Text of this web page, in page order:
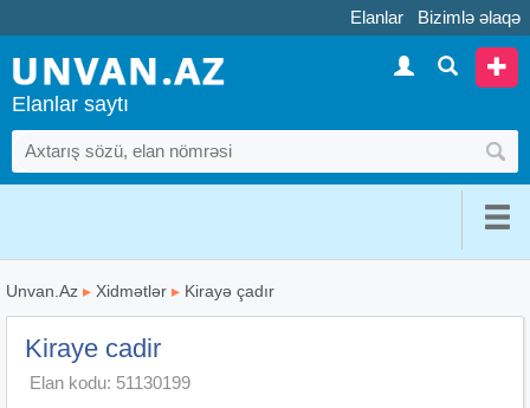
Elanlar Bizimlə əlaqə
Elanlar saytı
Unvan.Az ▸ Xidmətlər ▸ Kirayə çadır
Kiraye cadir
Elan kodu: 51130199